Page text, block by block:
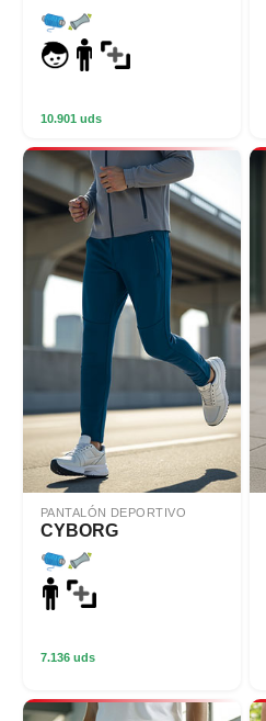
10.901 uds
PANTALÓN DEPORTIVO
CYBORG
7.136 uds